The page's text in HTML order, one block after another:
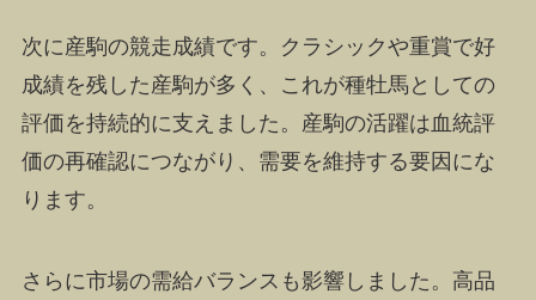
次に産駒の競走成績です。クラシックや重賞で好
成績を残した産駒が多く、これが種牡馬としての
評価を持続的に支えました。産駒の活躍は血統評
価の再確認につながり、需要を維持する要因にな
ります。
さらに市場の需給バランスも影響しました。高品